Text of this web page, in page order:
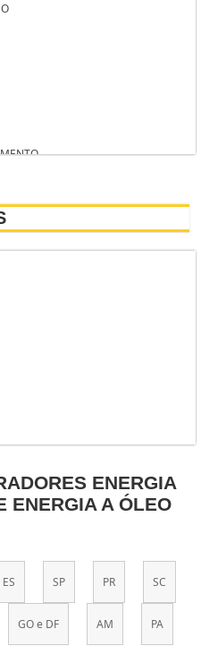
SP
PREÇO
BATERIA
ENERGIA
ENERGIA A ÓLEO
ES SP PR SC
GO e DF AM PA